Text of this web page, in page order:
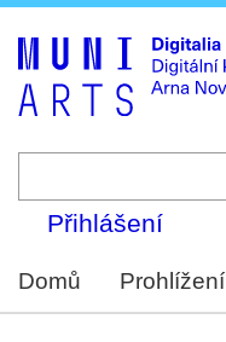
Přihlášení
Domů Prohlížení